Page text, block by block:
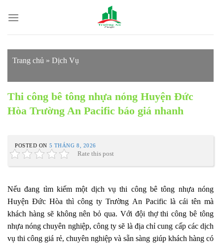
Trang chủ » Dịch Vụ
Thi công bê tông nhựa nóng Huyện Đức
Hòa Trường An Pacific báo giá nhanh
POSTED ON 5 THÁNG 8, 2026
Rate this post
Nếu đang tìm kiếm một dịch vụ thi công bê tông nhựa nóng
Huyện Đức Hòa thì công ty Trường An Pacific là cái tên mà
khách hàng sẽ không nên bỏ qua. Với đội thợ thi công bê tông
nhựa nóng chuyên nghiệp, công ty sẽ là địa chỉ cung cấp các dịch
vụ thi công giá rẻ, chuyên nghiệp và sẵn sàng giúp khách hàng có